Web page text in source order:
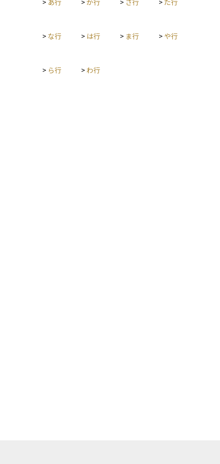
ます。ただし、未来の値動きを確実に当てられるわけではない
用なスキルです。
> あ行 >か行 > さ行 > た行
> な行 > は行 > ま行 > や行
> ら行 > わ行